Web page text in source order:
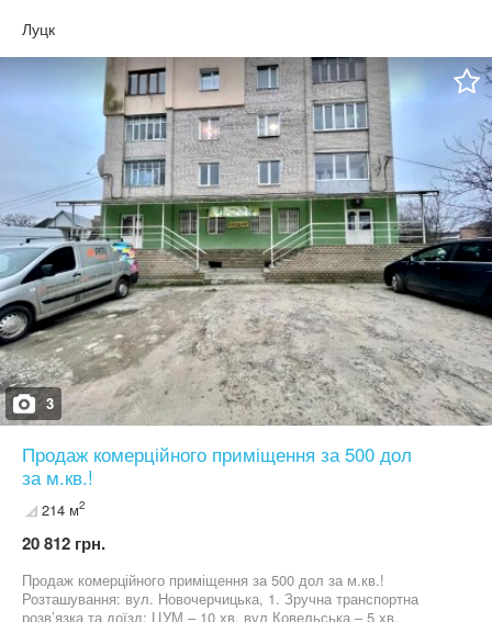
доступ до приміщення, - окремий вхід, - парковка на 3-5 місць, -
може розвернутись TIR. Комунікації: е/ен (лічильник). Вартість
оренди: 50 грн/кв.м. + КП (без комісії) Менеджер даного об'єкту -
Іванна Абрамович 0503413382, 0676724856
Луцк
3
Продаж комерційного приміщення за 500 дол
за м.кв.!
214 м2
20 812 грн.
Продаж комерційного приміщення за 500 дол за м.кв.!
Розташування: вул. Новочерчицька, 1. Зручна транспортна
розв’язка та доїзд: ЦУМ – 10 хв, вул Ковельська – 5 хв,